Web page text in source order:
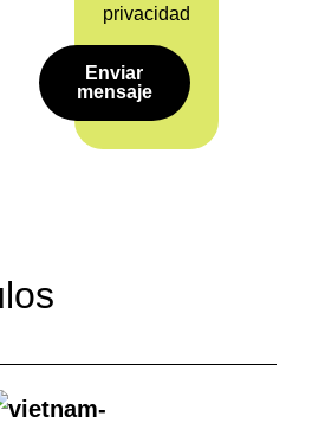
privacidad
Enviar
mensaje